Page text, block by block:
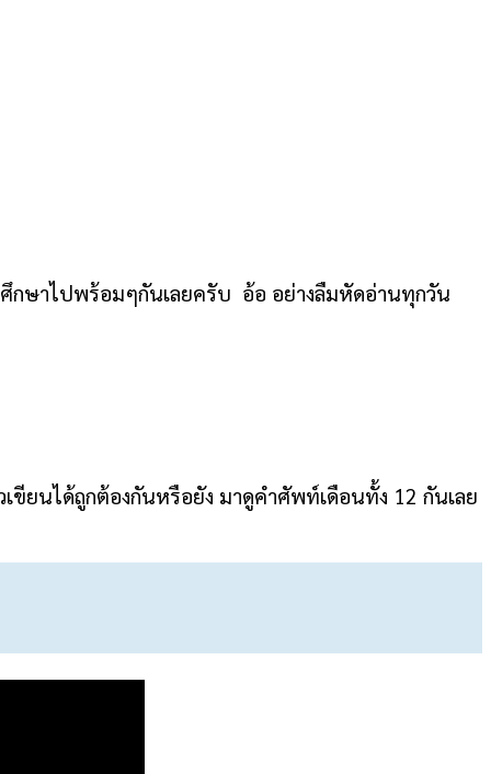
ศึกษาไปพร้อมๆกันเลยครับ อ้อ อย่างลืมหัดอ่านทุกวัน
ขียนได้ถูกต้องกันหรือยัง มาดูคำศัพท์เดือนทั้ง 12 กันเลย